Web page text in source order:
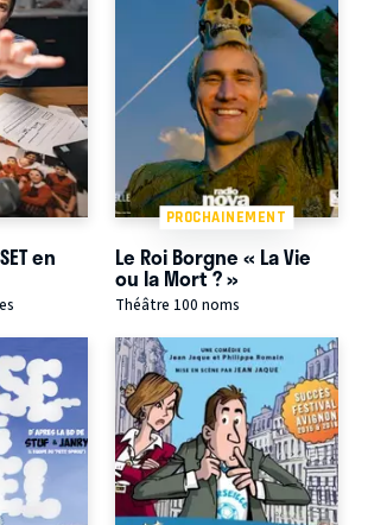
en
PROCHAINEMENT
Le Roi Borgne « La Vie
ou la Mort ? »
Théâtre 100 noms